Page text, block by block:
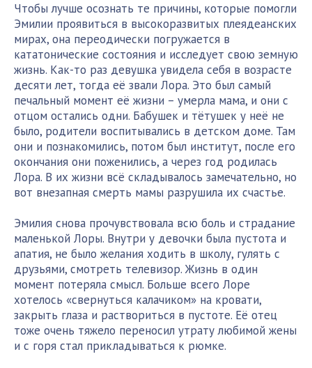
Чтобы лучше осознать те причины, которые помогли
Эмилии проявиться в высокоразвитых плеядеанских
мирах, она переодически погружается в
кататонические состояния и исследует свою земную
жизнь. Как-то раз девушка увидела себя в возрасте
десяти лет, тогда её звали Лора. Это был самый
печальный момент её жизни – умерла мама, и они с
отцом остались одни. Бабушек и тётушек у неё не
было, родители воспитывались в детском доме. Там
они и познакомились, потом был институт, после его
окончания они поженились, а через год родилась
Лора. В их жизни всё складывалось замечательно, но
вот внезапная смерть мамы разрушила их счастье.
Эмилия снова прочувствовала всю боль и страдание
маленькой Лоры. Внутри у девочки была пустота и
апатия, не было желания ходить в школу, гулять с
друзьями, смотреть телевизор. Жизнь в один
момент потеряла смысл. Больше всего Лоре
хотелось «свернуться калачиком» на кровати,
закрыть глаза и раствориться в пустоте. Её отец
тоже очень тяжело переносил утрату любимой жены
и с горя стал прикладываться к рюмке.